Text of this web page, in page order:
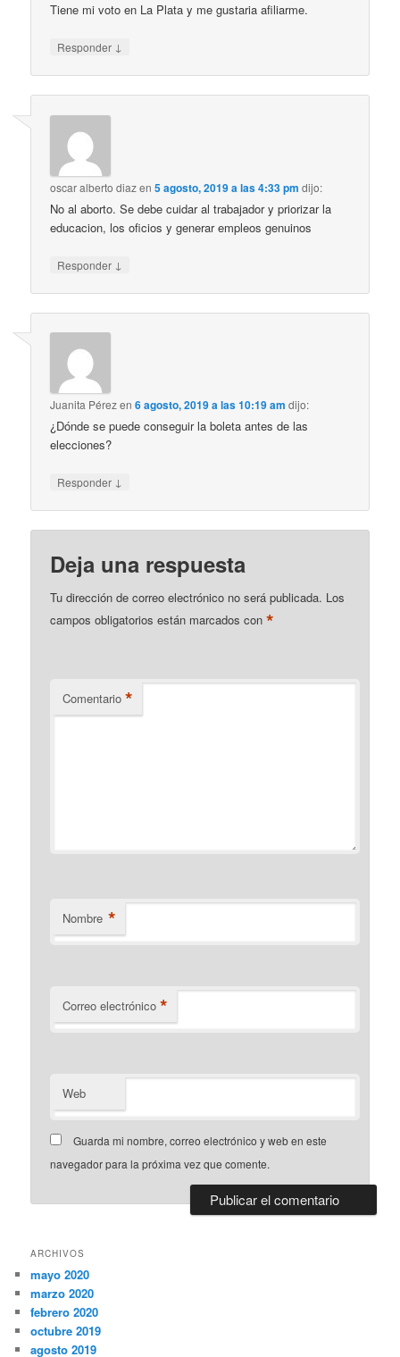
Tiene mi voto en La Plata y me gustaria afiliarme.
Responder ↓
oscar alberto diazen5 agosto, 2019 a las 4:33 pm dijo:
No al aborto. Se debe cuidar al trabajador y priorizar la
educacion, los oficios y generar empleos genuinos
Responder ↓
Juanita Pérezen6 agosto, 2019 a las 10:19 am dijo:
¿Dónde se puede conseguir la boleta antes de las
elecciones?
Responder ↓
Deja una respuesta
Tu dirección de correo electrónico no será publicada. Los
campos obligatorios están marcados con*
Comentario *
Nombre *
Correo electrónico *
Web
Guarda mi nombre, correo electrónico y web en este
navegador para la próxima vez que comente.
ARCHIVOS
mayo 2020
marzo 2020
febrero 2020
octubre 2019
agosto 2019